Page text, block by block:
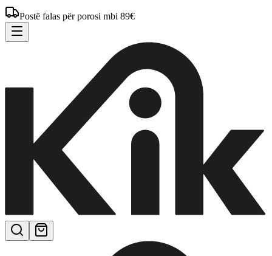
Postë falas për porosi mbi 89€